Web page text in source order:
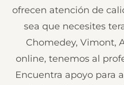
ofrecen atención de
sea que necesites
Chomedey, Vimont,
online, tenemos al
Encuentra apoyo para